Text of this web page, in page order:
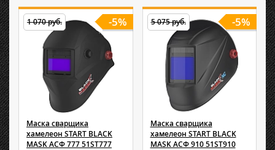
Маска сварщика
хамелеон START BLACK
MASK АСФ 777 51ST777
-5%
1 070 руб.
Маска сварщика
хамелеон START BLACK
MASK АСФ 910 51ST910
-5%
5 075 руб.